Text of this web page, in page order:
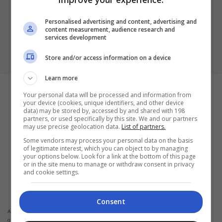
Política de Privacidade
Configurações de privacidade e cookies
Sobre a empresa
ALPHAZEN TECHNOLOGIES LIMITED
Email: networknewsinc@gmail.com
Atenção:
Não solicitamos em nenhuma situação quantias em dinheiro para liberação de
qualquer tipo de produto financeiro, seja cartão de crédito, financiamento ou empréstimo.
Personalised advertising and content, advertising and
content measurement, audience research and
services development
Store and/or access information on a device
Learn more
Your personal data will be processed and information from
your device (cookies, unique identifiers, and other device
data) may be stored by, accessed by and shared with 198
partners, or used specifically by this site. We and our partners
may use precise geolocation data. List of partners.
Some vendors may process your personal data on the basis
of legitimate interest, which you can object to by managing
your options below. Look for a link at the bottom of this page
or in the site menu to manage or withdraw consent in privacy
and cookie settings.
Consent